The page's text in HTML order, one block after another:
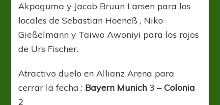
Akpoguma y Jacob Bruun Larsen para los
locales de Sebastian Hoeneß , Niko
Gießelmann y Taiwo Awoniyi para los rojos
de Urs Fischer.
Atractivo duelo en Allianz Arena para
cerrar la fecha : Bayern Munich 3 –Colonia
2